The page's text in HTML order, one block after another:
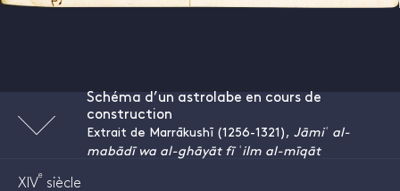
Schéma d’un astrolabe en cours de
construction
Extrait de Marrākushī (1256-1321), Jāmiʿ al-
mabādī wa al-ghāyāt fī ʿilm al-mīqāt
XIV
e
siècle